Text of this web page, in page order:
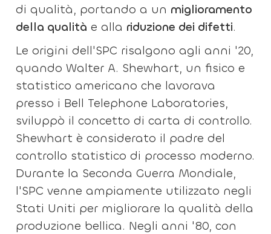
di qualità, portando a un miglioramento
della qualità e alla riduzione dei difetti.
Le origini dell'SPC risalgono agli anni '20,
quando Walter A. Shewhart, un fisico e
statistico americano che lavorava
presso i Bell Telephone Laboratories,
sviluppò il concetto di carta di controllo.
Shewhart è considerato il padre del
controllo statistico di processo moderno.
Durante la Seconda Guerra Mondiale,
l'SPC venne ampiamente utilizzato negli
Stati Uniti per migliorare la qualità della
produzione bellica. Negli anni '80, con